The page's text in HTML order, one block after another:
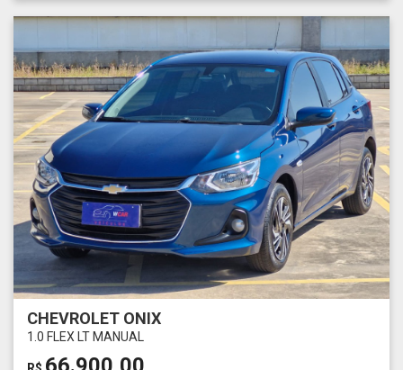
CHEVROLET ONIX
1.0 FLEX LT MANUAL